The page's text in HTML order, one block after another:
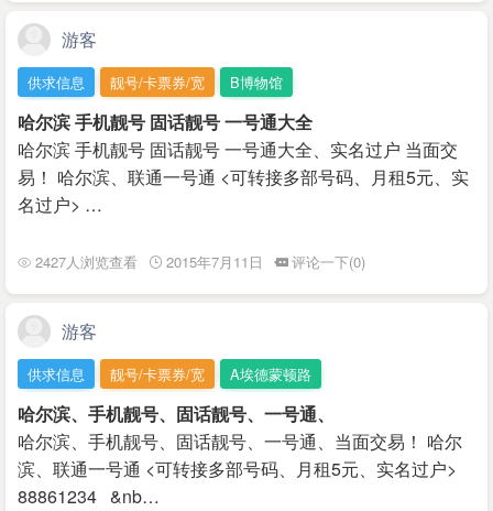
游客
供求信息 靓号/卡票券/宽 B博物馆
哈尔滨 手机靓号 固话靓号 一号通大全
哈尔滨 手机靓号 固话靓号 一号通大全、实名过户 当面交
易！ 哈尔滨、联通一号通 <可转接多部号码、月租5元、实
名过户> …
2427人浏览查看 2015年7月11日 评论一下(0)
游客
供求信息 靓号/卡票券/宽 A埃德蒙顿路
哈尔滨、手机靓号、固话靓号、一号通、
哈尔滨、手机靓号、固话靓号、一号通、当面交易！ 哈尔
滨、联通一号通 <可转接多部号码、月租5元、实名过户>
88861234 &nb…